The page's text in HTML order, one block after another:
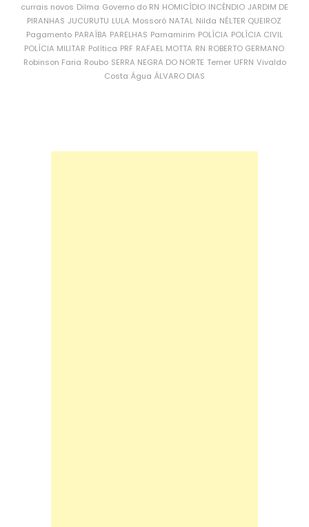
currais novos Dilma Governo do RN HOMICÍDIO INCÊNDIO JARDIM DE
PIRANHAS JUCURUTU LULA Mossoró NATAL Nilda NÉLTER QUEIROZ
Pagamento PARAÍBA PARELHAS Parnamirim POLÍCIA POLÍCIA CIVIL
POLÍCIA MILITAR Política PRF RAFAEL MOTTA RN ROBERTO GERMANO
Robinson Faria Roubo SERRA NEGRA DO NORTE Temer UFRN Vivaldo
Costa Água ÁLVARO DIAS